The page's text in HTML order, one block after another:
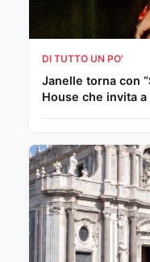
DI TUTTO UN PO'
Janelle torna con
House che invita